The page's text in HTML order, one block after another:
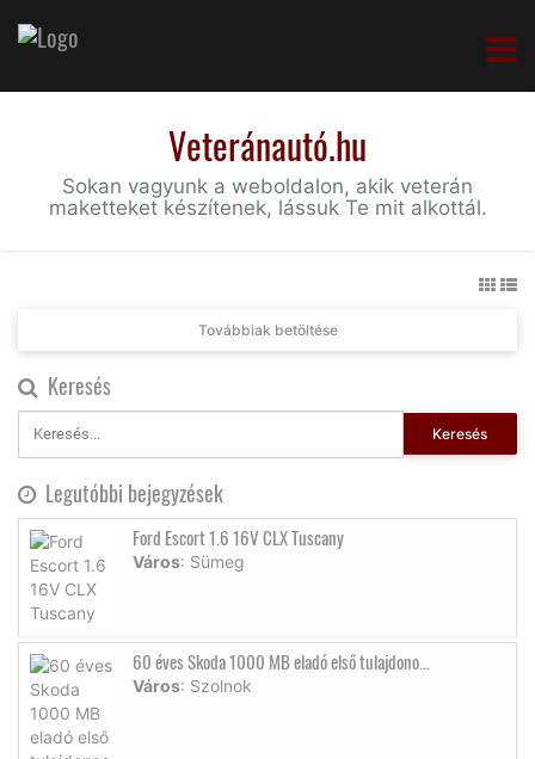
Veteránautó.hu
Sokan vagyunk a weboldalon, akik veterán
maketteket készítenek, lássuk Te mit alkottál.
Továbbiak betöltése
Keresés
Keresés
Legutóbbi bejegyzések
Ford Escort 1.6 16V CLX Tuscany
Város: Sümeg
60 éves Skoda 1000 MB eladó első tulajdono...
Város: Szolnok